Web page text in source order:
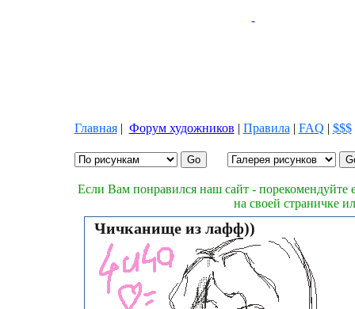
Главная| Форум художников | Правила | FAQ | $$$
Если Вам понравился наш сайт - порекомендуйте
на своей страничке
Чичканище из лафф))